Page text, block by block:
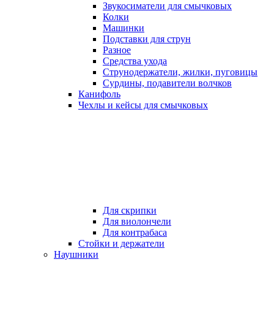
Звукосиматели для смычковых
Колки
Машинки
Подставки для струн
Разное
Средства ухода
Струнодержатели, жилки, пуговицы
Сурдины, подавители волчков
Канифоль
Чехлы и кейсы для смычковых
Для скрипки
Для виолончели
Для контрабаса
Стойки и держатели
Наушники